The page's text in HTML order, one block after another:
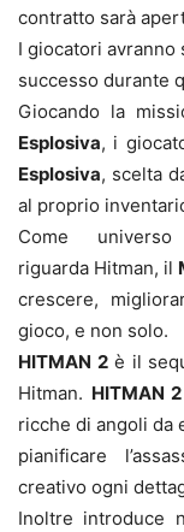
contratto sarà
I giocatori
successo durante
Giocando la
Esplosiva, i
Esplosiva, scelta
al proprio
Come
riguarda Hitman, il
crescere,
gioco, e non solo.
HITMAN 2è il
Hitman. HITMAN 2
ricche di angoli da
pianificare
creativo ogni
Inoltre introduce